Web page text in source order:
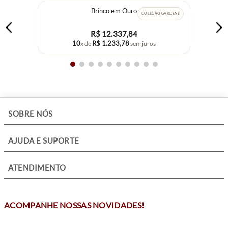
COLEÇÃO GARDENE
Brinco em Ouro
R$ 12.337,84
10x de R$ 1.233,78sem juros
SOBRE NÓS
AJUDA E SUPORTE
ATENDIMENTO
ACOMPANHE NOSSAS NOVIDADES!